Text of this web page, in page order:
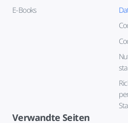
E-Books
Verwandte Seiten